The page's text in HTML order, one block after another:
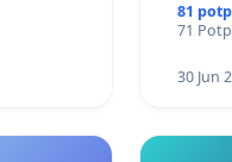
81
71
30 Jun